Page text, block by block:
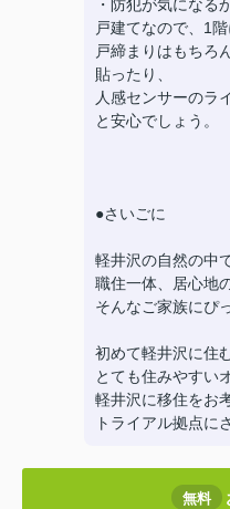
・防犯が気になる
戸建てなので、1
戸締まりはもちろ
貼ったり、
人感センサーのラ
と安心でしょう。
●さいごに
軽井沢の自然の中
職住一体、居心地
そんなご家族にぴ
初めて軽井沢に住
とても住みやすい
軽井沢に移住をお
トライアル拠点に
無料